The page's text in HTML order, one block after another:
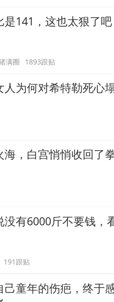
141，这也太狠了吧
满圈 1893跟贴
人为何对希特勒死心
海，白宫悄悄收回了
有6000斤不要钱，
191跟贴
己童年的伤疤，终于